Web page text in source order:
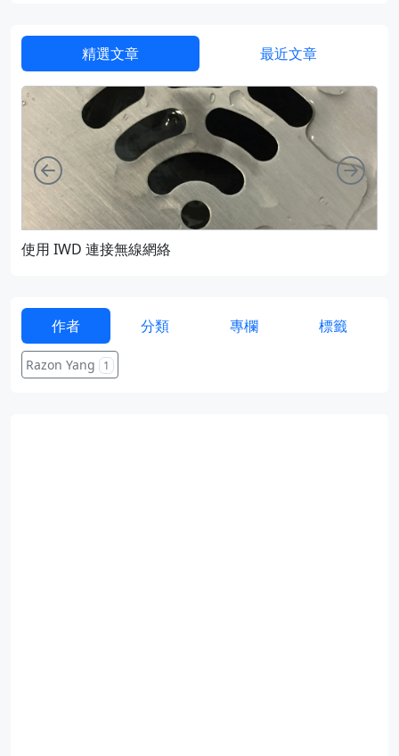
精選文章 最近文章
使用 IWD 連接無線網絡
向左 向右
作者 分類 專欄 標籤
Razon Yang 1